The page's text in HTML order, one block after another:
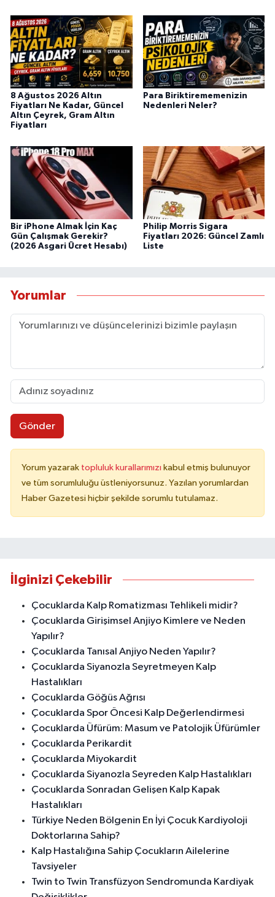
8 Ağustos 2026 Altın
Fiyatları Ne Kadar, Güncel
Altın Çeyrek, Gram Altın
Fiyatları
Para Biriktirememenizin
Nedenleri Neler?
Bir iPhone Almak İçin Kaç
Gün Çalışmak Gerekir?
(2026 Asgari Ücret Hesabı)
Philip Morris Sigara
Fiyatları 2026: Güncel Zamlı
Liste
Yorumlar
Gönder
Yorum yazarak topluluk kurallarımızı kabul etmiş bulunuyor
ve tüm sorumluluğu üstleniyorsunuz. Yazılan yorumlardan
Haber Gazetesi hiçbir şekilde sorumlu tutulamaz.
İlginizi Çekebilir
Çocuklarda Kalp Romatizması Tehlikeli midir?
Çocuklarda Girişimsel Anjiyo Kimlere ve Neden
Yapılır?
Çocuklarda Tanısal Anjiyo Neden Yapılır?
Çocuklarda Siyanozla Seyretmeyen Kalp
Hastalıkları
Çocuklarda Göğüs Ağrısı
Çocuklarda Spor Öncesi Kalp Değerlendirmesi
Çocuklarda Üfürüm: Masum ve Patolojik Üfürümler
Çocuklarda Perikardit
Çocuklarda Miyokardit
Çocuklarda Siyanozla Seyreden Kalp Hastalıkları
Çocuklarda Sonradan Gelişen Kalp Kapak
Hastalıkları
Türkiye Neden Bölgenin En İyi Çocuk Kardiyoloji
Doktorlarına Sahip?
Kalp Hastalığına Sahip Çocukların Ailelerine
Tavsiyeler
Twin to Twin Transfüzyon Sendromunda Kardiyak